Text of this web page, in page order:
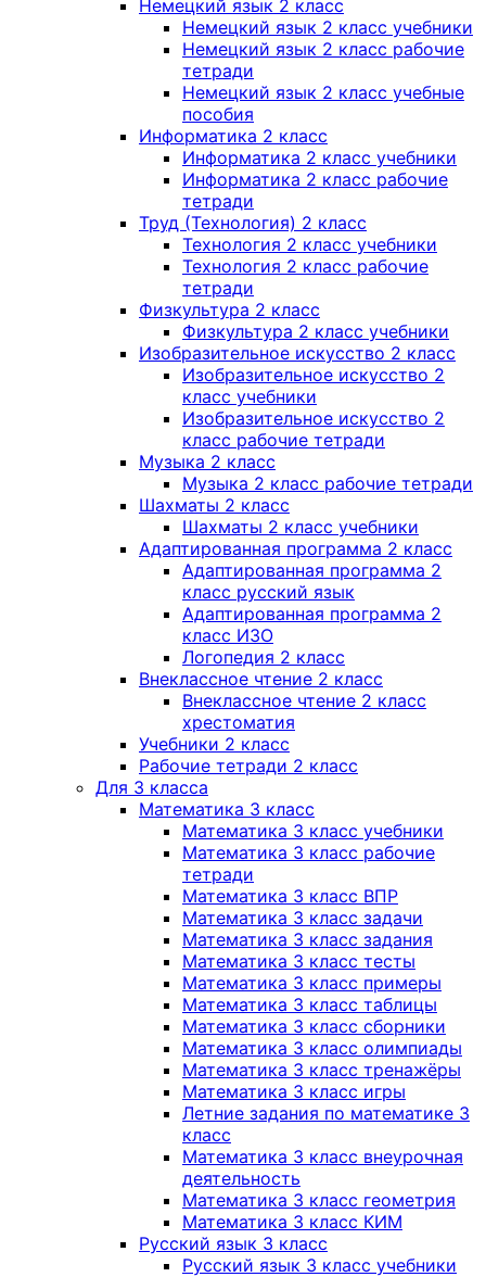
Немецкий язык 2 класс
Немецкий язык 2 класс учебники
Немецкий язык 2 класс рабочие
тетради
Немецкий язык 2 класс учебные
пособия
Информатика 2 класс
Информатика 2 класс учебники
Информатика 2 класс рабочие
тетради
Труд (Технология) 2 класс
Технология 2 класс учебники
Технология 2 класс рабочие
тетради
Физкультура 2 класс
Физкультура 2 класс учебники
Изобразительное искусство 2 класс
Изобразительное искусство 2
класс учебники
Изобразительное искусство 2
класс рабочие тетради
Музыка 2 класс
Музыка 2 класс рабочие тетради
Шахматы 2 класс
Шахматы 2 класс учебники
Адаптированная программа 2 класс
Адаптированная программа 2
класс русский язык
Адаптированная программа 2
класс ИЗО
Логопедия 2 класс
Внеклассное чтение 2 класс
Внеклассное чтение 2 класс
хрестоматия
Учебники 2 класс
Рабочие тетради 2 класс
Для 3 класса
Математика 3 класс
Математика 3 класс учебники
Математика 3 класс рабочие
тетради
Математика 3 класс ВПР
Математика 3 класс задачи
Математика 3 класс задания
Математика 3 класс тесты
Математика 3 класс примеры
Математика 3 класс таблицы
Математика 3 класс сборники
Математика 3 класс олимпиады
Математика 3 класс тренажёры
Математика 3 класс игры
Летние задания по математике 3
класс
Математика 3 класс внеурочная
деятельность
Математика 3 класс геометрия
Математика 3 класс КИМ
Русский язык 3 класс
Русский язык 3 класс учебники